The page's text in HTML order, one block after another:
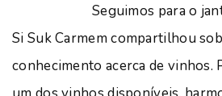
Seguimos para o jantar
Si Suk Carmem compartilhou
conhecimento acerca de vinhos.